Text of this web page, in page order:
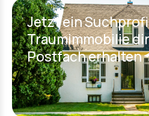
Jetzt ein
Traumimmobilie
Postfach erhalten